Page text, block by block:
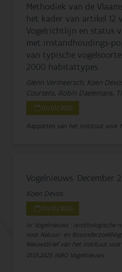
Methodiek van de
het kader van artikel 12
Vogelrichtlijn en status
met instandhoudings-
van typische
2000 habitattypes.
Glenn Vermeersch, Koen
Courtens, Robin Daelemans,
01/01/2025
Rapporten van het Instituut voor
Vogelnieuws. December
Koen Devos
01/01/2025
In: Vogelnieuws : ornithologische
voor Natuur- en
Nieuwsbrief van het Instituut
01.01.2025 INBO Vogelnieuws